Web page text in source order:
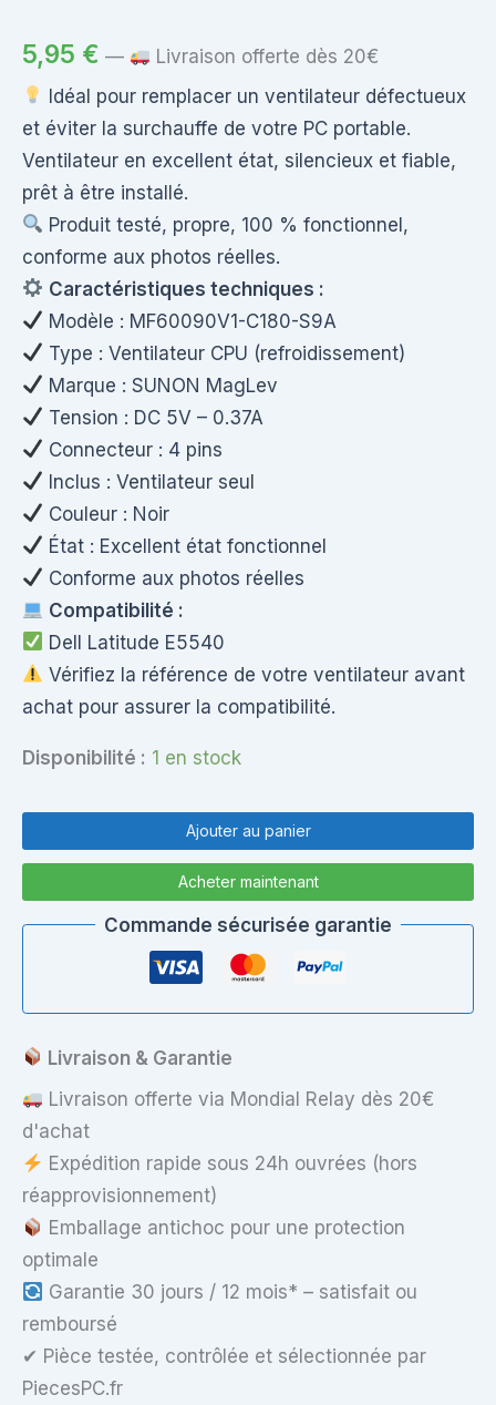
5,95 € —
Livraison offerte dès 20€
Idéal pour remplacer un ventilateur défectueux
et éviter la surchauffe de votre PC portable.
Ventilateur en excellent état, silencieux et fiable,
prêt à être installé.
Produit testé, propre, 100 % fonctionnel,
conforme aux photos réelles.
Caractéristiques techniques :
Modèle : MF60090V1-C180-S9A
Type : Ventilateur CPU (refroidissement)
Marque : SUNON MagLev
Tension : DC 5V – 0.37A
Connecteur : 4 pins
Inclus : Ventilateur seul
Couleur : Noir
État : Excellent état fonctionnel
Conforme aux photos réelles
Compatibilité :
Dell Latitude E5540
Vérifiez la référence de votre ventilateur avant
achat pour assurer la compatibilité.
Disponibilité : 1 en stock
Ventilateur
CPU
Ajouter au panier
Acheter maintenant
Commande sécurisée garantie
Livraison & Garantie
Livraison offerte via Mondial Relay dès 20€
d'achat
Expédition rapide sous 24h ouvrées (hors
réapprovisionnement)
Emballage antichoc pour une protection
optimale
Garantie 30 jours / 12 mois* – satisfait ou
remboursé
✔ Pièce testée, contrôlée et sélectionnée par
PiecesPC.fr